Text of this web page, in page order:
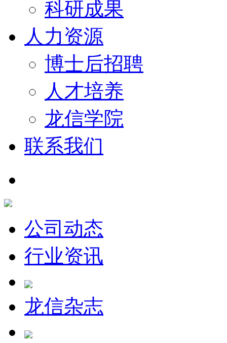
科研成果
人力资源
博士后招聘
人才培养
龙信学院
联系我们
公司动态
行业资讯
龙信杂志